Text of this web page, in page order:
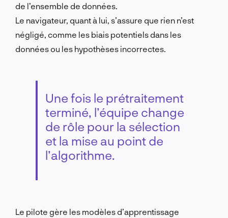
de l’ensemble de données.
Le navigateur, quant à lui, s’assure que rien n’est
négligé, comme les biais potentiels dans les
données ou les hypothèses incorrectes.
Une fois le prétraitement
terminé, l’équipe change
de rôle pour la sélection
et la mise au point de
l’algorithme.
Le pilote gère les modèles d’apprentissage